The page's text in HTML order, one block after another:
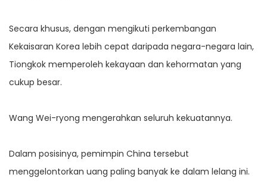
Secara khusus, dengan mengikuti perkembangan
Kekaisaran Korea lebih cepat daripada negara-negara lain,
Tiongkok memperoleh kekayaan dan kehormatan yang
cukup besar.
Wang Wei-ryong mengerahkan seluruh kekuatannya.
Dalam posisinya, pemimpin China tersebut
menggelontorkan uang paling banyak ke dalam lelang ini.